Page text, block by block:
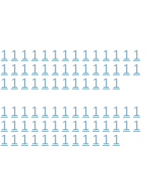
1 1 1 1 1 1 1 1 1 1 1 1 1 1
1 1 1 1 1 1 1 1 1 1 1 1 1 1
1 1 1 1 1 1 1 1 1 1 1 1
1 1 1 1 1 1 1 1 1 1 1 1 1 1
1 1 1 1 1 1 1 1 1 1 1 1 1 1
1 1 1 1 1 1 1 1 1 1 1 1